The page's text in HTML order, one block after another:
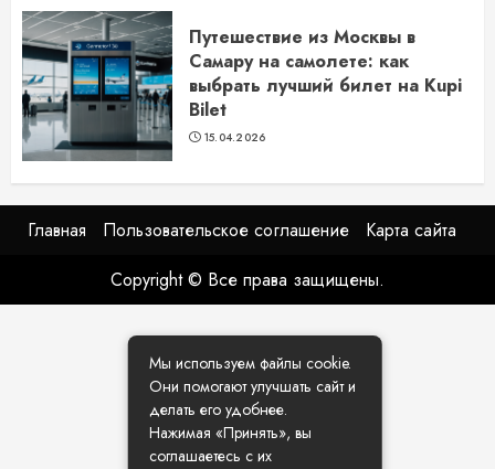
Путешествие из Москвы в
Самару на самолете: как
выбрать лучший билет на Kupi
Bilet
15.04.2026
Главная Пользовательское соглашение
Карта сайта
Copyright © Все права защищены.
Мы используем файлы cookie.
Они помогают улучшать сайт и
делать его удобнее.
Нажимая «Принять», вы
соглашаетесь с их